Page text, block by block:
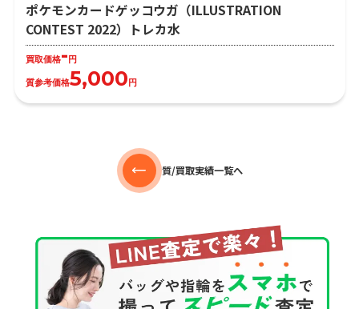
ポケモンカードゲッコウガ（ILLUSTRATION
CONTEST 2022）トレカ水
買取価格- 円
質参考価格5,000 円
質/買取実績一覧へ